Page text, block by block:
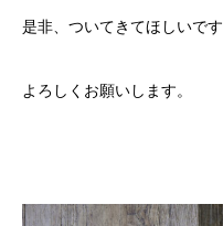
是非、ついてきてほしいです
よろしくお願いします。